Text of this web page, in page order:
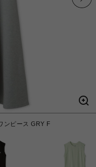
ンピース GRY F